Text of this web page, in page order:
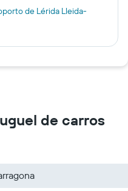
de Lérida Lleida-
de carros